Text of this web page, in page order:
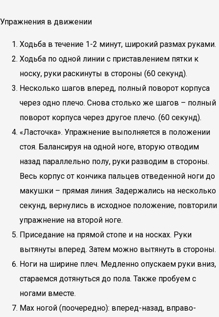
Упражнения в движении
Ходьба в течение 1-2 минут, широкий размах руками.
Ходьба по одной линии с приставлением пятки к
носку, руки раскинуты в стороны (60 секунд).
Несколько шагов вперед, полный поворот корпуса
через одно плечо. Снова столько же шагов – полный
поворот корпуса через другое плечо. (60 секунд).
«Ласточка». Упражнение выполняется в положении
стоя. Балансируя на одной ноге, вторую отводим
назад параллельно полу, руки разводим в стороны.
Весь корпус от кончика пальцев отведенной ноги до
макушки – прямая линия. Задержались на несколько
секунд, вернулись в исходное положение, повторили
упражнение на второй ноге.
Приседание на прямой стопе и на носках. Руки
вытянуты вперед. Затем можно вытянуть в стороны.
Ноги на ширине плеч. Медленно опускаем руки вниз,
стараемся дотянуться до пола. Также пробуем с
ногами вместе.
Мах ногой (поочередно): вперед-назад, вправо-